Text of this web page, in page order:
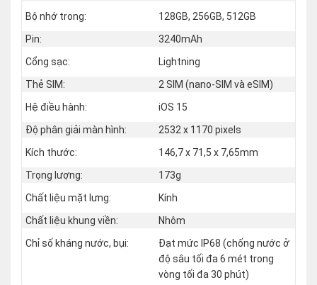
Bộ nhớ trong:
128GB, 256GB, 512GB
Pin:
3240mAh
Cổng sạc:
Lightning
Thẻ SIM:
2 SIM (nano‑SIM và eSIM)
Hệ điều hành:
iOS 15
Độ phân giải màn hình:
2532 x 1170 pixels
Kích thước:
146,7 x 71,5 x 7,65mm
Trọng lượng:
173g
Chất liệu mặt lưng:
Kính
Chất liệu khung viền:
Nhôm
Chỉ số kháng nước, bụi:
Đạt mức IP68 (chống nước ở
độ sâu tối đa 6 mét trong
vòng tối đa 30 phút)